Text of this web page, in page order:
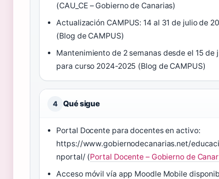
(CAU_CE – Gobierno de Canarias)
Actualización CAMPUS: 14 al 31 de julio de
(Blog de CAMPUS)
Mantenimiento de 2 semanas desde el 15 de
para curso 2024-2025 (Blog de CAMPUS)
4 Qué sigue
Portal Docente para docentes en activo:
https://www.gobiernodecanarias.net/
nportal/ (Portal Docente – Gobierno de
Acceso móvil vía app Moodle Mobile